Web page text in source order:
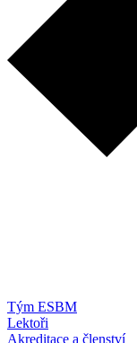
Tým ESBM
Lektoři
Akreditace a členství